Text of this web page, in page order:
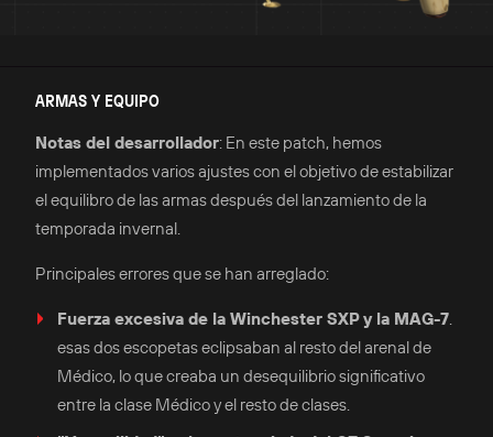
ARMAS Y EQUIPO
Notas del desarrollador: En este patch, hemos
implementados varios ajustes con el objetivo de estabilizar
el equilibro de las armas después del lanzamiento de la
temporada invernal.
Principales errores que se han arreglado:
Fuerza excesiva de la Winchester SXP y la MAG-7
esas dos escopetas eclipsaban al resto del arenal de
Médico, lo que creaba un desequilibrio significativo
entre la clase Médico y el resto de clases.